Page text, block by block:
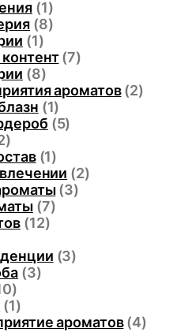
(1)
(8)
(1)
(7)
(8)
ароматов(2)
(1)
(5)
(1)
(2)
(3)
(7)
(12)
(3)
(3)
(1)
ароматов(4)